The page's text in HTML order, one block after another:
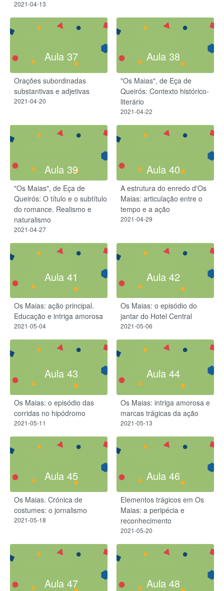
2021-04-13
Aula 37
Orações subordinadas
substantivas e adjetivas
2021-04-20
Aula 38
"Os Maias", de Eça de
Queirós: Contexto histórico-
literário
2021-04-22
Aula 39
"Os Maias", de Eça de
Queirós: O título e o subtítulo
do romance. Realismo e
naturalismo
2021-04-27
Aula 40
A estrutura do enredo d'Os
Maias: articulação entre o
tempo e a ação
2021-04-29
Aula 41
Os Maias: ação principal.
Educação e intriga amorosa
2021-05-04
Aula 42
Os Maias: o episódio do
jantar do Hotel Central
2021-05-06
Aula 43
Os Maias: o episódio das
corridas no hipódromo
2021-05-11
Aula 44
Os Maias: intriga amorosa e
marcas trágicas da ação
2021-05-13
Aula 45
Os Maias. Crónica de
costumes: o jornalismo
2021-05-18
Aula 46
Elementos trágicos em Os
Maias: a peripécia e
reconhecimento
2021-05-20
Aula 47 Aula 48